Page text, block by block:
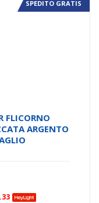
SPEDITO GRATIS
FLICORNO
ARGENTO